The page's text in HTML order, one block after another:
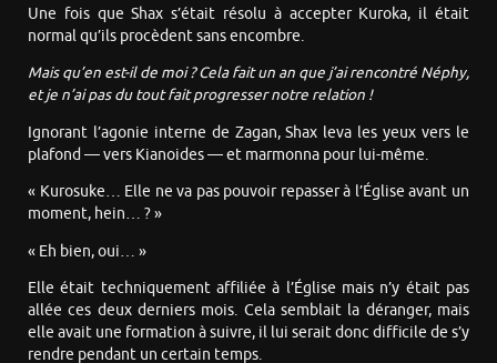
Une fois que Shax s’était résolu à accepter Kuroka, il était
normal qu’ils procèdent sans encombre.
Mais qu’en est-il de moi ? Cela fait un an que j’ai rencontré Néphy,
et je n’ai pas du tout fait progresser notre relation !
Ignorant l’agonie interne de Zagan, Shax leva les yeux vers le
plafond — vers Kianoides — et marmonna pour lui-même.
« Kurosuke… Elle ne va pas pouvoir repasser à l’Église avant un
moment, hein… ? »
« Eh bien, oui… »
Elle était techniquement affiliée à l’Église mais n’y était pas
allée ces deux derniers mois. Cela semblait la déranger, mais
elle avait une formation à suivre, il lui serait donc difficile de s’y
rendre pendant un certain temps.